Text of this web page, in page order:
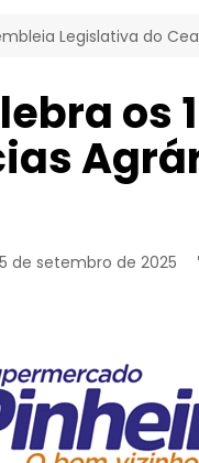
Legislativa do
os
de setembro de 2025